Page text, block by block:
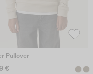
Pullover
€